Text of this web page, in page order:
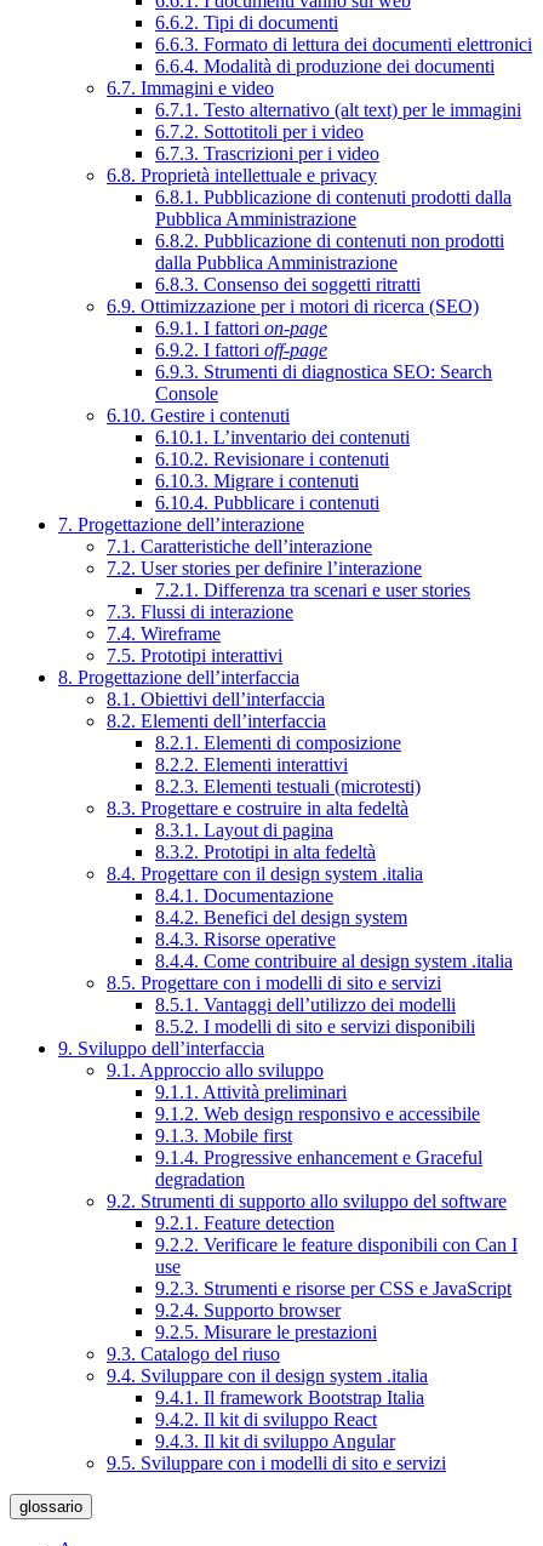
6.6.2. Tipi di documenti
6.6.3. Formato di lettura dei documenti elettronici
6.6.4. Modalità di produzione dei documenti
6.7. Immagini e video
6.7.1. Testo alternativo (alt text) per le immagini
6.7.2. Sottotitoli per i video
6.7.3. Trascrizioni per i video
6.8. Proprietà intellettuale e privacy
6.8.1. Pubblicazione di contenuti prodotti dalla
Pubblica Amministrazione
6.8.2. Pubblicazione di contenuti non prodotti
dalla Pubblica Amministrazione
6.8.3. Consenso dei soggetti ritratti
6.9. Ottimizzazione per i motori di ricerca (SEO)
6.9.1. I fattori on-page
6.9.2. I fattori off-page
6.9.3. Strumenti di diagnostica SEO: Search
Console
6.10. Gestire i contenuti
6.10.1. L’inventario dei contenuti
6.10.2. Revisionare i contenuti
6.10.3. Migrare i contenuti
6.10.4. Pubblicare i contenuti
7. Progettazione dell’interazione
7.1. Caratteristiche dell’interazione
7.2. User stories per definire l’interazione
7.2.1. Differenza tra scenari e user stories
7.3. Flussi di interazione
7.4. Wireframe
7.5. Prototipi interattivi
8. Progettazione dell’interfaccia
8.1. Obiettivi dell’interfaccia
8.2. Elementi dell’interfaccia
8.2.1. Elementi di composizione
8.2.2. Elementi interattivi
8.2.3. Elementi testuali (microtesti)
8.3. Progettare e costruire in alta fedeltà
8.3.1. Layout di pagina
8.3.2. Prototipi in alta fedeltà
8.4. Progettare con il design system .italia
8.4.1. Documentazione
8.4.2. Benefici del design system
8.4.3. Risorse operative
8.4.4. Come contribuire al design system .italia
8.5. Progettare con i modelli di sito e servizi
8.5.1. Vantaggi dell’utilizzo dei modelli
8.5.2. I modelli di sito e servizi disponibili
9. Sviluppo dell’interfaccia
9.1. Approccio allo sviluppo
9.1.1. Attività preliminari
9.1.2. Web design responsivo e accessibile
9.1.3. Mobile first
9.1.4. Progressive enhancement e Graceful
degradation
9.2. Strumenti di supporto allo sviluppo del software
9.2.1. Feature detection
9.2.2. Verificare le feature disponibili con Can I
use
9.2.3. Strumenti e risorse per CSS e JavaScript
9.2.4. Supporto browser
9.2.5. Misurare le prestazioni
9.3. Catalogo del riuso
9.4. Sviluppare con il design system .italia
9.4.1. Il framework Bootstrap Italia
9.4.2. Il kit di sviluppo React
9.4.3. Il kit di sviluppo Angular
9.5. Sviluppare con i modelli di sito e servizi
glossario